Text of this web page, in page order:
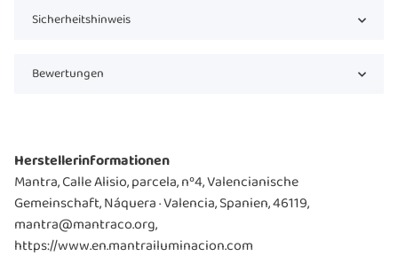
Sicherheitshinweis
Bewertungen
Herstellerinformationen
Mantra, Calle Alisio, parcela, nº4, Valencianische
Gemeinschaft, Náquera · Valencia, Spanien, 46119,
mantra@mantraco.org,
https://www.en.mantrailuminacion.com